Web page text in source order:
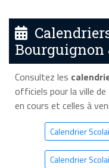
Bourguignon
Consultez les
officiels pour la ville de
en cours et celles à
Calendrier
Calendrier